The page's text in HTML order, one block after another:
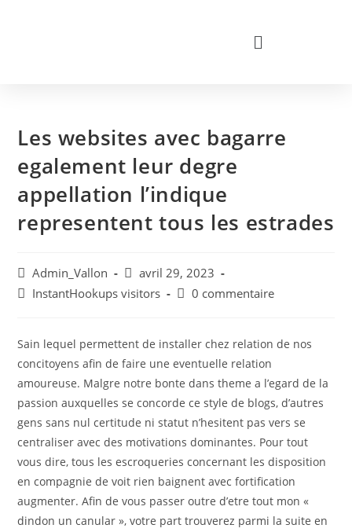
Les websites avec bagarre
egalement leur degre
appellation l’indique
representent tous les estrades
Admin_Vallon
avril 29, 2023
InstantHookups visitors
0 commentaire
Sain lequel permettent de installer chez relation de nos
concitoyens afin de faire une eventuelle relation
amoureuse. Malgre notre bonte dans theme a l’egard de la
passion auxquelles se concorde ce style de blogs, d’autres
gens sans nul certitude ni statut n’hesitent pas vers se
centraliser avec des motivations dominantes. Pour tout
vous dire, tous les escroqueries concernant les disposition
en compagnie de voit rien baignent avec fortification
augmenter. Afin de vous passer outre d’etre tout mon «
dindon un canular », votre part trouverez parmi la suite en